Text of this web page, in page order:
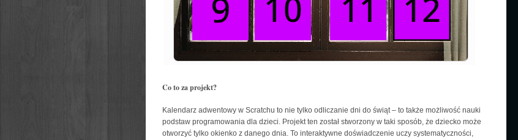
Co to za projekt?
Kalendarz adwentowy w Scratchu to nie tylko odliczanie dni do świąt – to także możliwość nauki
podstaw programowania dla dzieci. Projekt ten został stworzony w taki sposób, że dziecko może
otworzyć tylko okienko z danego dnia. To interaktywne doświadczenie uczy systematyczności,